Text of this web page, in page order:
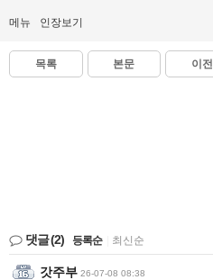
메뉴 인장보기
목록 본문 이전
댓글(2) 등록순 최신순
갓주부 26-07-08 08:38